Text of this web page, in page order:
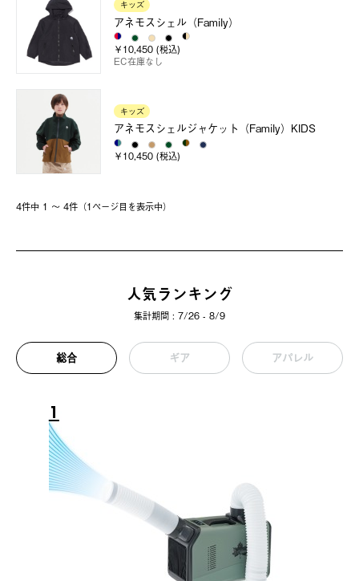
キッズ
アネモスシェル（Family）
￥10,450 (税込)
EC在庫なし
キッズ
アネモスシェルジャケット（Family）KIDS
￥10,450 (税込)
4件中 1 〜 4件（1ページ⽬を表⽰中）
人気ランキング
集計期間 : 7/26 - 8/9
総合 ギア アパレル
1